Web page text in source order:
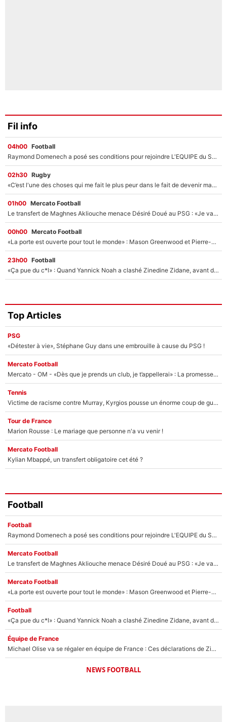
Fil info
04h00 Football
Raymond Domenech a posé ses conditions pour rejoindre L'EQUIPE du Soir : Il refuse de faire l'émission avec un autre chroniqueur !
02h30 Rugby
«C’est l'une des choses qui me fait le plus peur dans le fait de devenir maman» : En couple avec Antoine Dupont, Iris Mittenaere s'inquiète déjà pour ses futurs enfants !
01h00 Mercato Football
Le transfert de Maghnes Akliouche menace Désiré Doué au PSG : «Je valide à 200%»
00h00 Mercato Football
«La porte est ouverte pour tout le monde» : Mason Greenwood et Pierre-Emerick Aubameyang ont quitté l'OM, Amine Gouiri balance sur la suite du mercato et sur la réaction du vestiaire !
23h00 Football
«Ça pue du c*l» : Quand Yannick Noah a clashé Zinedine Zidane, avant de se faire recadrer par le nouveau sélectionneur de l'équipe de France !
Top Articles
PSG
«Détester à vie», Stéphane Guy dans une embrouille à cause du PSG !
Mercato Football
Mercato - OM - «Dès que je prends un club, je t’appellerai» : La promesse de Marcelino au moment de claquer la porte
Tennis
Victime de racisme contre Murray, Kyrgios pousse un énorme coup de gueule !
Tour de France
Marion Rousse : Le mariage que personne n'a vu venir !
Mercato Football
Kylian Mbappé, un transfert obligatoire cet été ?
Football
Football
Raymond Domenech a posé ses conditions pour rejoindre L'EQUIPE du Soir : Il refuse de faire l'émission avec un autre chroniqueur !
Mercato Football
Le transfert de Maghnes Akliouche menace Désiré Doué au PSG : «Je valide à 200%»
Mercato Football
«La porte est ouverte pour tout le monde» : Mason Greenwood et Pierre-Emerick Aubameyang ont quitté l'OM, Amine Gouiri balance sur la suite du mercato et sur la réaction du vestiaire !
Football
«Ça pue du c*l» : Quand Yannick Noah a clashé Zinedine Zidane, avant de se faire recadrer par le nouveau sélectionneur de l'équipe de France !
Équipe de France
Michael Olise va se régaler en équipe de France : Ces déclarations de Zinedine Zidane qui prouvent qu'il va tout miser sur la star du Bayern Munich !
NEWS FOOTBALL